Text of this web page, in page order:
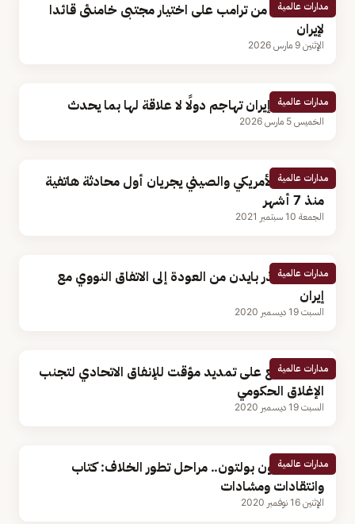
مدارات عالمية
أول تعليق من ترامب على اختيار مجتبى خامنئى قائدا
لإيران
الإثنين 9 مارس 2026
مدارات عالمية
«ترامب»: إيران تهاجم دولًا لا علاقة لها بما يحدث
الخميس 5 مارس 2026
مدارات عالمية
الرئيسان الأمريكي والصيني يجريان أول محادثة هاتفية
منذ 7 أشهر
الجمعة 10 سبتمبر 2021
مدارات عالمية
بومبيو يحذر بايدن من العودة إلى الاتفاق النووي مع
إيران
السبت 19 ديسمبر 2020
مدارات عالمية
ترامب يوقع على تمديد مؤقت للإنفاق الاتحادي لتجنب
الإغلاق الحكومي
السبت 19 ديسمبر 2020
مدارات عالمية
ترامب وجون بولتون.. مراحل تطور الخلاف: كتاب
وانتقادات ومشادات
الإثنين 16 نوفمبر 2020